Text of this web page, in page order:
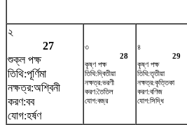
২
27
শুক্ল পক্ষ
তিথি:পূর্ণিমা
নক্ষত্র:অশ্বিনী
করণ:বব
যোগ:হর্ষণ
৩
28
কৃষ্ণ পক্ষ
তিথি:দ্বিতীয়া
নক্ষত্র:ভরণী
করণ:তৈতিল
যোগ:বজ্র
৪
29
কৃষ্ণ পক্ষ
তিথি:তৃতীয়া
নক্ষত্র:কৃত্তিকা
করণ:বণিজ
যোগ:সিদ্ধি